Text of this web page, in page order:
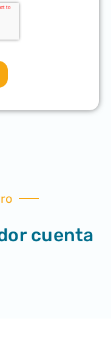
cuenta